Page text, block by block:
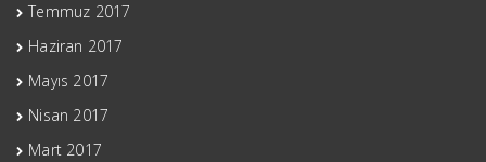
Temmuz 2017
Haziran 2017
Mayıs 2017
Nisan 2017
Mart 2017